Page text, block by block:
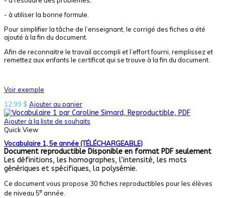
- à utiliser la bonne formule.
Pour simplifier la tâche de l’enseignant, le corrigé des fiches a été
ajouté à la fin du document.
Afin de reconnaitre le travail accompli et l’effort fourni, remplissez et
remettez aux enfants le certificat qui se trouve à la fin du document.
Voir exemple
12,99 $ Ajouter au panier
Ajouter à la liste de souhaits
Quick View
Vocabulaire 1, 5e année (TÉLÉCHARGEABLE)
Document reproductible Disponible en format PDF seulement
Les définitions, les homographes, l’intensité, les mots
génériques et spécifiques, la polysémie.
Ce document vous propose 30 fiches reproductibles pour les élèves
de niveau 5e année.